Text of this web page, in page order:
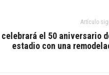
Artículo
el 50 aniversario
estadio con una